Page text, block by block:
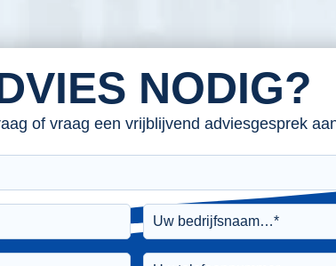
NODIG?
of vraag een vrijblijvend adviesgesprek